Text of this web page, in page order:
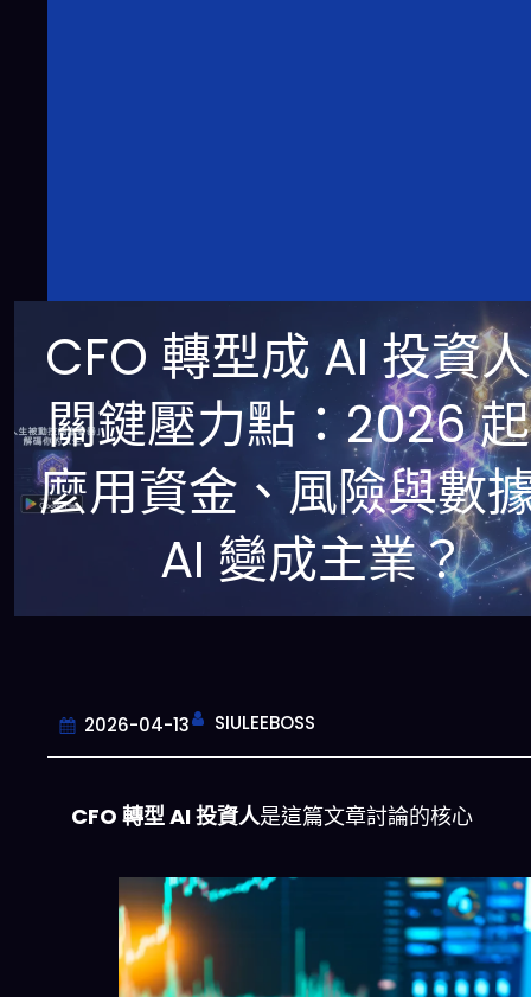
CFO 轉型成 AI 投資
關鍵壓力點：2026
麼用資金、風險與數
AI 變成主業？
2026-04-13 SIULEEBOSS
CFO 轉型 AI 投資人是這篇文章討論的核心